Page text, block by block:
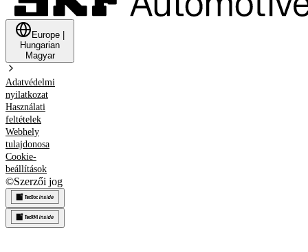
Europe
Hungarian
Magyar
Adatvédelmi
nyilatkozat
Használati
feltételek
Webhely
tulajdonosa
Cookie-
beállítások
©Szerzői jog